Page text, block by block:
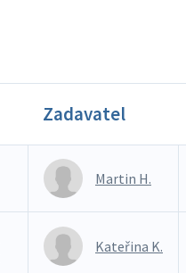
Zadavatel
Martin H.
Kateřina K.